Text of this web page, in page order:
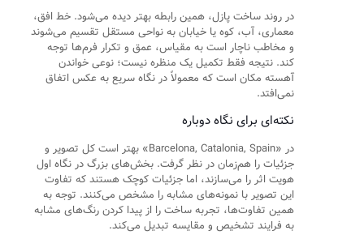
در روند ساخت پازل، همین رابطه بهتر دیده می‌شود. خط افق،
معماری، آب، کوه یا خیابان به نواحی مستقل تقسیم می‌شوند
و مخاطب ناچار است به مقیاس، عمق و تکرار فرم‌ها توجه
کند. نتیجه فقط تکمیل یک منظره نیست؛ نوعی خواندن
آهسته مکان است که معمولاً در نگاه سریع به عکس اتفاق
نمی‌افتد.
نکته‌ای برای نگاه دوباره
در «Barcelona, Catalonia, Spain» بهتر است کل تصویر و
جزئیات را هم‌زمان در نظر گرفت. بخش‌های بزرگ در نگاه اول
هویت اثر را می‌سازند، اما جزئیات کوچک هستند که تفاوت
این تصویر با نمونه‌های مشابه را مشخص می‌کنند. توجه به
همین تفاوت‌ها، تجربه ساخت را از پیدا کردن رنگ‌های مشابه
به فرایند تشخیص و مقایسه تبدیل می‌کند.